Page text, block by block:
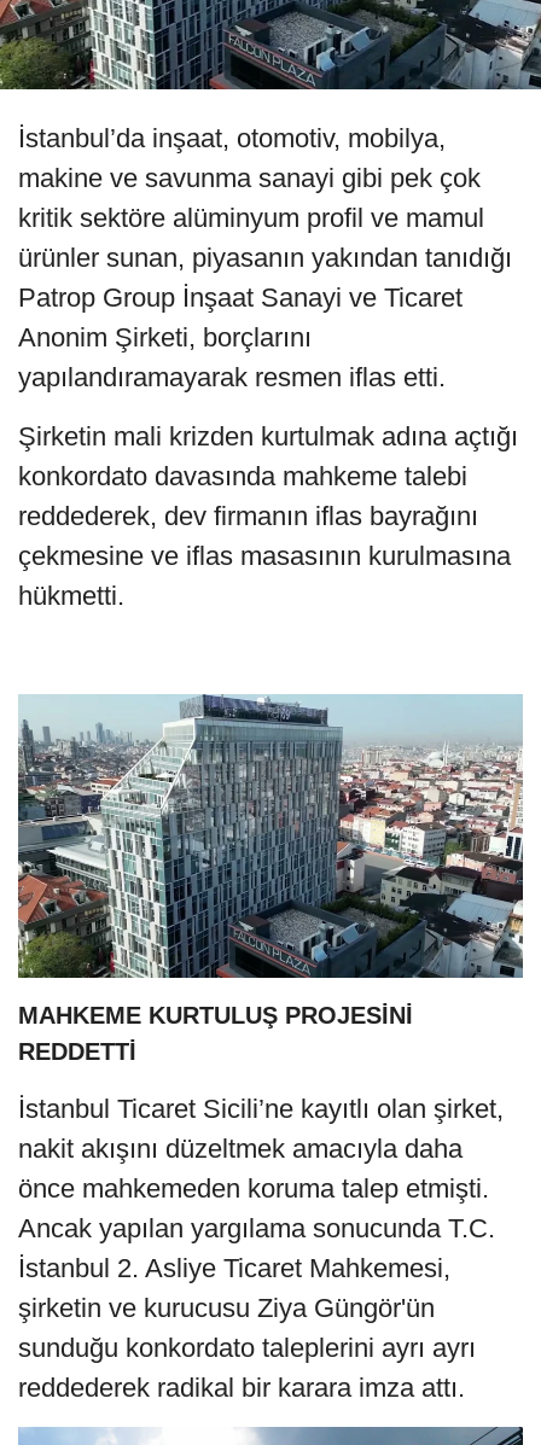
İstanbul’da inşaat, otomotiv, mobilya,
makine ve savunma sanayi gibi pek çok
kritik sektöre alüminyum profil ve mamul
ürünler sunan, piyasanın yakından tanıdığı
Patrop Group İnşaat Sanayi ve Ticaret
Anonim Şirketi, borçlarını
yapılandıramayarak resmen iflas etti.
Şirketin mali krizden kurtulmak adına açtığı
konkordato davasında mahkeme talebi
reddederek, dev firmanın iflas bayrağını
çekmesine ve iflas masasının kurulmasına
hükmetti.
MAHKEME KURTULUŞ PROJESİNİ
REDDETTİ
İstanbul Ticaret Sicili’ne kayıtlı olan şirket,
nakit akışını düzeltmek amacıyla daha
önce mahkemeden koruma talep etmişti.
Ancak yapılan yargılama sonucunda T.C.
İstanbul 2. Asliye Ticaret Mahkemesi,
şirketin ve kurucusu Ziya Güngör'ün
sunduğu konkordato taleplerini ayrı ayrı
reddederek radikal bir karara imza attı.